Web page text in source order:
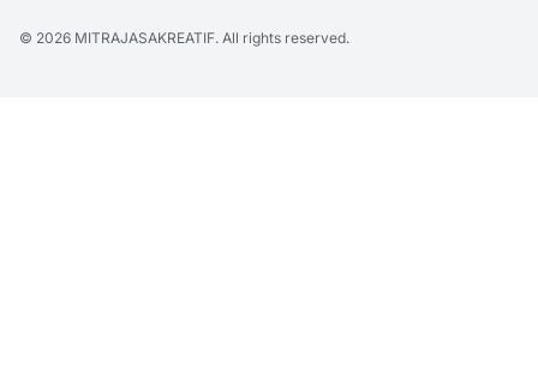
© 2026 MITRAJASAKREATIF. All rights reserved.